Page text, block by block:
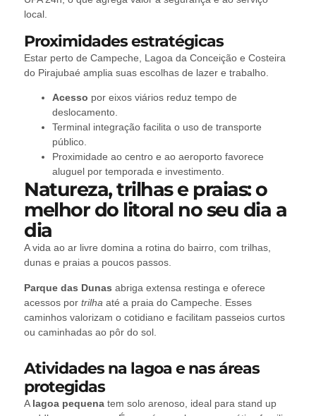
local.
Proximidades estratégicas
Estar perto de Campeche, Lagoa da Conceição e Costeira
do Pirajubaé amplia suas escolhas de lazer e trabalho.
Acesso por eixos viários reduz tempo de
deslocamento.
Terminal integração facilita o uso de transporte
público.
Proximidade ao centro e ao aeroporto favorece
aluguel por temporada e investimento.
Natureza, trilhas e praias: o
melhor do litoral no seu dia a
dia
A vida ao ar livre domina a rotina do bairro, com trilhas,
dunas e praias a poucos passos.
Parque das Dunas abriga extensa restinga e oferece
acessos por trilha até a praia do Campeche. Esses
caminhos valorizam o cotidiano e facilitam passeios curtos
ou caminhadas ao pôr do sol.
Atividades na lagoa e nas áreas
protegidas
A lagoa pequena tem solo arenoso, ideal para stand up